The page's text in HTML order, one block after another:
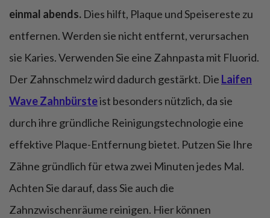
einmal abends. Dies hilft, Plaque und Speisereste zu
entfernen. Werden sie nicht entfernt, verursachen
sie Karies. Verwenden Sie eine Zahnpasta mit Fluorid.
Der Zahnschmelz wird dadurch gestärkt. Die Laifen
Wave Zahnbürsteist besonders nützlich, da sie
durch ihre gründliche Reinigungstechnologie eine
effektive Plaque-Entfernung bietet. Putzen Sie Ihre
Zähne gründlich für etwa zwei Minuten jedes Mal.
Achten Sie darauf, dass Sie auch die
Zahnzwischenräume reinigen. Hier können